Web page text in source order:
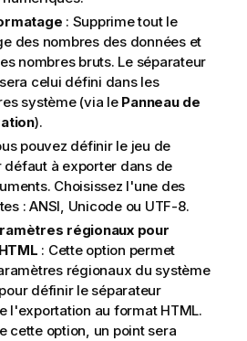
: Supprime tout le
des nombres des données et
nombres bruts. Le séparateur
celui défini dans les
système (via le Panneau de
).
pouvez définir le jeu de
défaut à exporter dans de
Choisissez l'une des
: ANSI, Unicode ou UTF-8.
régionaux pour
: Cette option permet
régionaux du système
définir le séparateur
l'exportation au format HTML.
cette option, un point sera